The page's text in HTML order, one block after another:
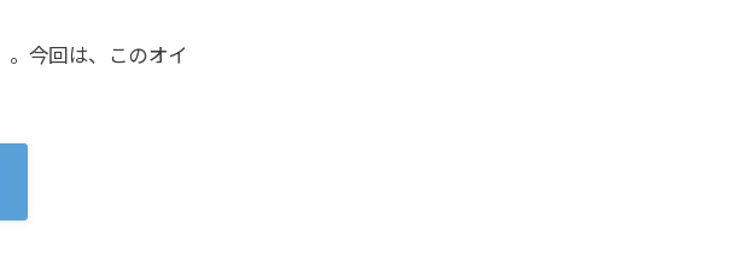
。今回は、このオイ